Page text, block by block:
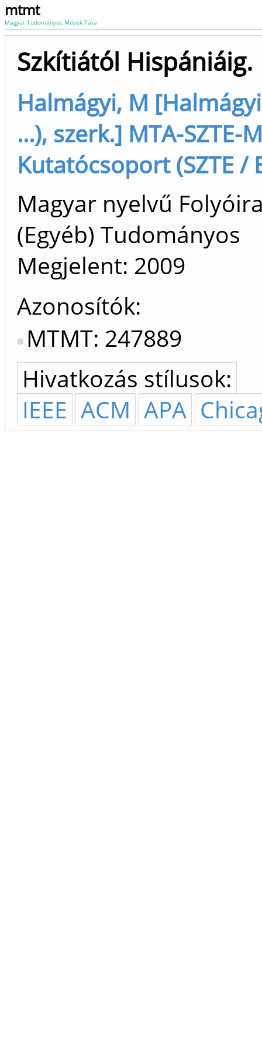
mtmt
Magyar Tudományos Művek Tára
Szkítiától Hispániáig.
Halmágyi, M
...), szerk.] MTA-
Kutatócsoport (SZTE /
Magyar nyelvű
(Egyéb) Tudományos
Megjelent: 2009
Azonosítók
MTMT: 247889
Hivatkozás stílusok:
IEEE ACM APA